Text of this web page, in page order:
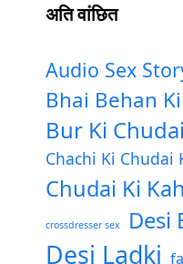
अति वांछित
Audio Sex
Bhai Behan
Bur Ki Chudai
Chachi Ki Chudai
Chudai Ki
crossdresser sex Desi
Desi Ladki